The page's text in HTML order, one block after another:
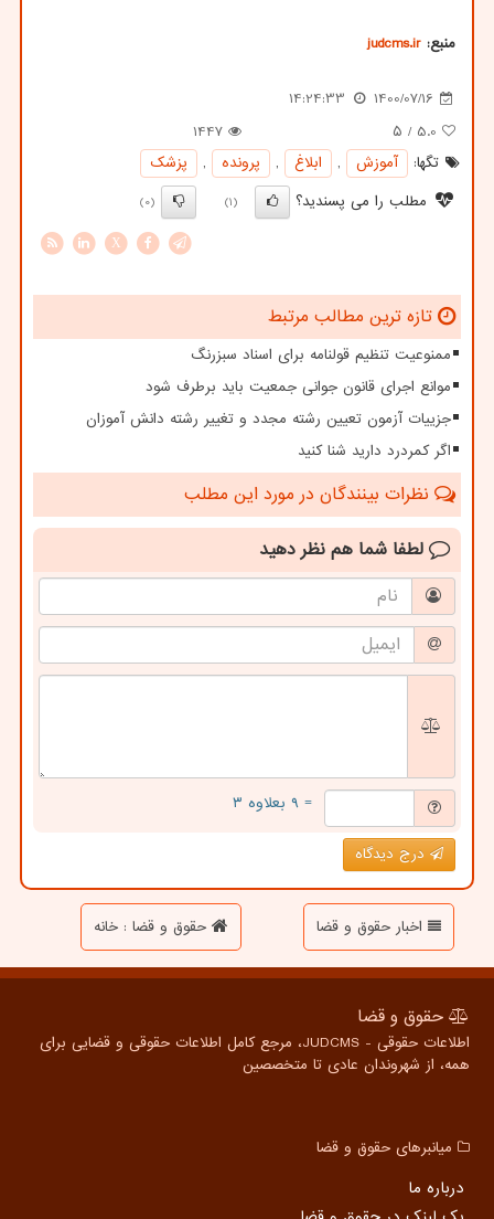
منبع: judcms.ir
1400/07/16
14:24:33
5.0 / ۵
1447
تگها:
آموزش , ابلاغ , پرونده ,
پزشك
مطلب را می پسندید؟
(1)
(0)
X
تازه ترین مطالب مرتبط
ممنوعیت تنظیم قولنامه برای اسناد سبزرنگ
موانع اجرای قانون جوانی جمعیت باید برطرف شود
جزییات آزمون تعیین رشته مجدد و تغییر رشته دانش آموزان
اگر کمردرد دارید شنا کنید
نظرات بینندگان در مورد این مطلب
لطفا شما هم نظر دهید
= ۹ بعلاوه ۳
درج دیدگاه
اخبار حقوق و قضا حقوق و قضا : خانه
حقوق و قضا
اطلاعات حقوقی - JUDCMS، مرجع کامل اطلاعات حقوقی و قضایی برای
همه، از شهروندان عادی تا متخصصین
میانبرهای حقوق و قضا
درباره ما